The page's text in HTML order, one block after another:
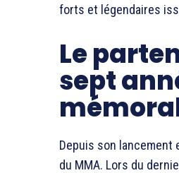
forts et légendaires
Le
sept
Depuis son lancement
du MMA. Lors du